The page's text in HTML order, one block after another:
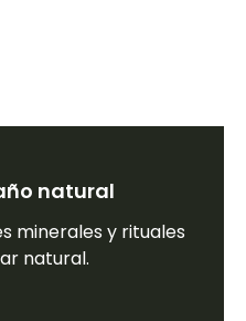
natural
minerales y rituales
natural.